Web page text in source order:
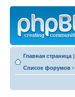
Главная страница |
Список форумов ‹